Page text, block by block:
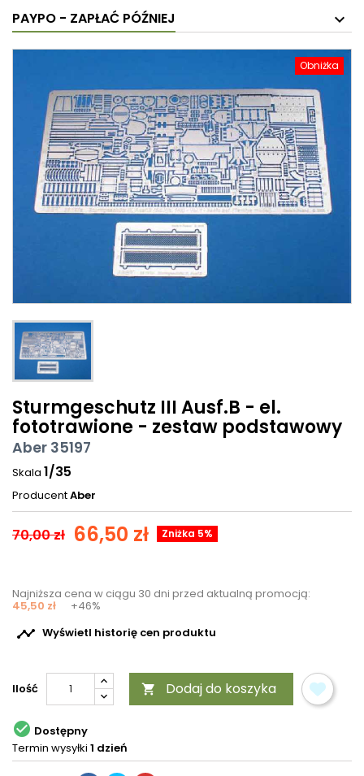
PAYPO - ZAPŁAĆ PÓŹNIEJ
Obniżka
Sturmgeschutz III Ausf.B - el.
fototrawione - zestaw podstawowy
Aber 35197
Skala 1/35
ProducentAber
70,00 zł 66,50 zł Zniżka 5%
Najniższa cena w ciągu 30 dni przed aktualną promocją:
45,50 zł +46%
 Wyświetl historię cen produktu
Ilość  Dodaj do koszyka
 Dostępny
Termin wysyłki 1 dzień